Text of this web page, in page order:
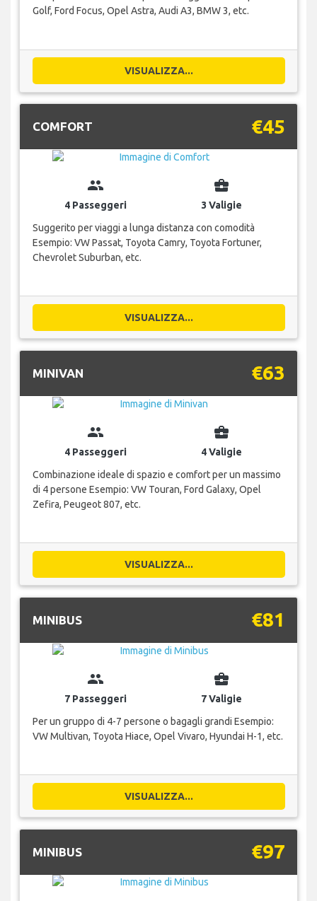
Golf, Ford Focus, Opel Astra, Audi A3, BMW 3, etc.
VISUALIZZA...
COMFORT €45
group
4 Passeggeri
business_center
3 Valigie
Suggerito per viaggi a lunga distanza con comodità
Esempio: VW Passat, Toyota Camry, Toyota Fortuner,
Chevrolet Suburban, etc.
VISUALIZZA...
MINIVAN €63
group
4 Passeggeri
business_center
4 Valigie
Combinazione ideale di spazio e comfort per un massimo
di 4 persone Esempio: VW Touran, Ford Galaxy, Opel
Zefira, Peugeot 807, etc.
VISUALIZZA...
MINIBUS €81
group
7 Passeggeri
business_center
7 Valigie
Per un gruppo di 4-7 persone o bagagli grandi Esempio:
VW Multivan, Toyota Hiace, Opel Vivaro, Hyundai H-1, etc.
VISUALIZZA...
MINIBUS €97